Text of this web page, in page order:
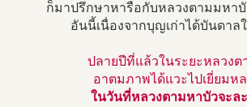
ก็มาปรึกษาหารือกับหลวงตามมหา
อันนี้เนื่องจากบุญเก่าได้บันดาล
ปลายปีที่แล้วในระยะหลวงต
อาตมภาพได้แวะไปเยี่ยมห
ในวันที่หลวงตามหาบัวจะล